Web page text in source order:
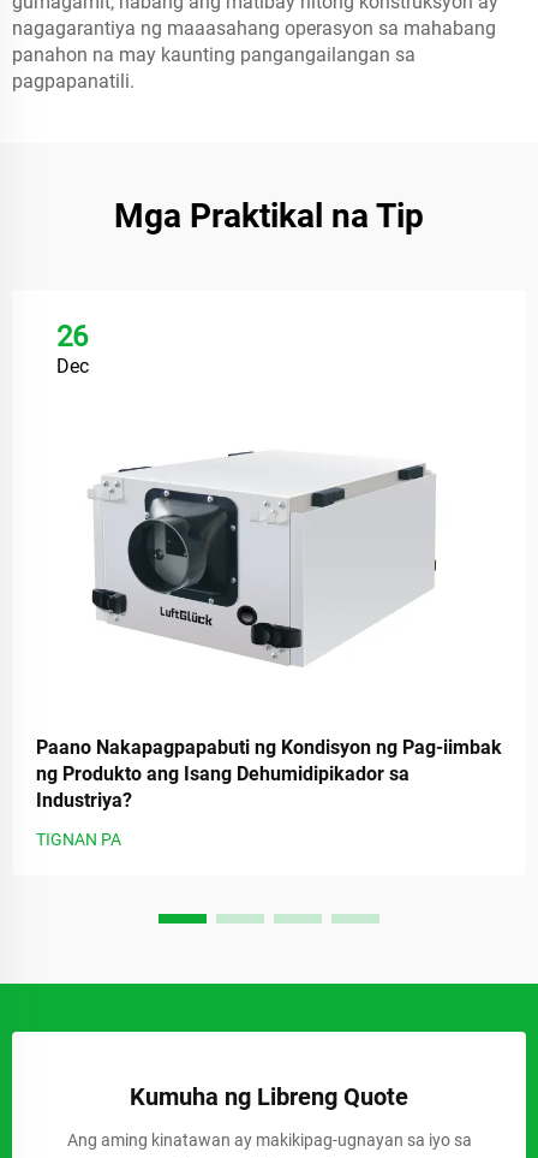
nagagarantiya ng maaasahang operasyon sa mahabang
panahon na may kaunting pangangailangan sa
pagpapanatili.
Mga Praktikal na Tip
26
Dec
Paano Nakapagpapabuti ng Kondisyon ng Pag-iimbak
ng Produkto ang Isang Dehumidipikador sa
Industriya?
TIGNAN PA
Kumuha ng Libreng Quote
Ang aming kinatawan ay makikipag-ugnayan sa iyo sa